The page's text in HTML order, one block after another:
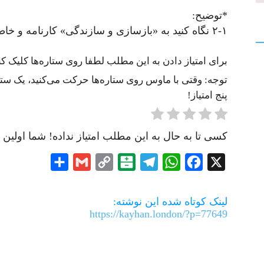
*توضیح:
۲-۱ نگاه کنید به «بازسازی و سازندگی» کارنامه و خاطرات سال ۱۳۶۸ هاشمی‌رفسنجانی
برای امتیاز دادن به این مطلب لطفا روی ستاره‌ها کلیک
توجه: وقتی با ماوس روی ستاره‌ها حرکت می‌کنید، یک
پنج امتیاز!
کسی تا به حال به این مطلب امتیاز نداده! شما اولین
X
Facebook
WhatsApp
Telegram
Balatarin
Copy
Gmail
لینک کوتاه شده این نوشته:
https://kayhan.london/?p=77649